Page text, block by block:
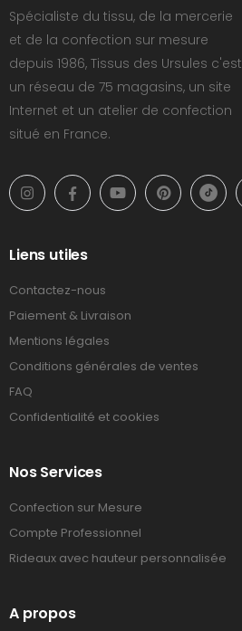
Spécialiste du tissu, de la mercerie
et de la confection sur mesure
depuis 1986, Tissus des Ursules c'est
un réseau de 75 magasins, un site
Internet et un atelier de confection
situé en France.
Liens utiles
Contactez-nous
Paiement & Livraison
Mentions légales
Conditions générales de ventes
FAQ
Confidentialité et cookies
Nos Services
Confection sur Mesure
Compte Professionnel
Rideaux avec hauteur personnalisée
A propos